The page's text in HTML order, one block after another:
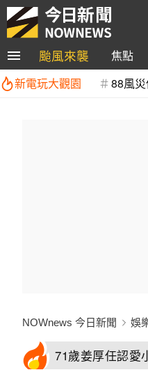
颱風來襲 焦點
新電玩大觀園
88風
NOWnews 今日新聞 娛
71歲姜厚任認愛